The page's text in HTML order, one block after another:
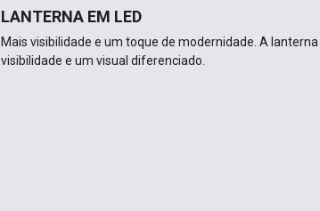
LANTERNA EM LED
Mais visibilidade e um toque de modernidade. A
visibilidade e um visual diferenciado.